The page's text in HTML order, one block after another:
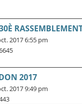
2017 6:55 pm
2017
2017 9:49 pm